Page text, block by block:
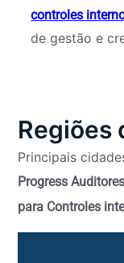
controles
de gestão e
Regiões
Principais
Progress
para Controles